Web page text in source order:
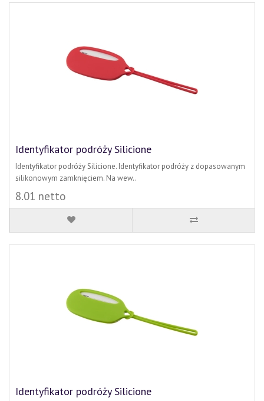
Identyfikator podróży Silicione
Identyfikator podróży Silicione. Identyfikator podróży z dopasowanym
silikonowym zamknięciem. Na wew..
8.01 netto
Identyfikator podróży Silicione